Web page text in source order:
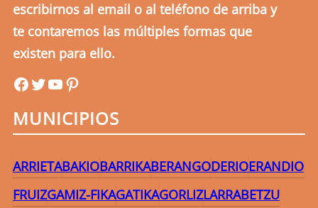
escribirnos al email o al teléfono de arriba y
te contaremos las múltiples formas que
existen para ello.
uribefmuribefmYouTube Pinterest
MUNICIPIOS
ARRIETABAKIOBARRIKABERANGODERIOERANDIO
FRUIZGAMIZ-FIKAGATIKAGORLIZLARRABETZU